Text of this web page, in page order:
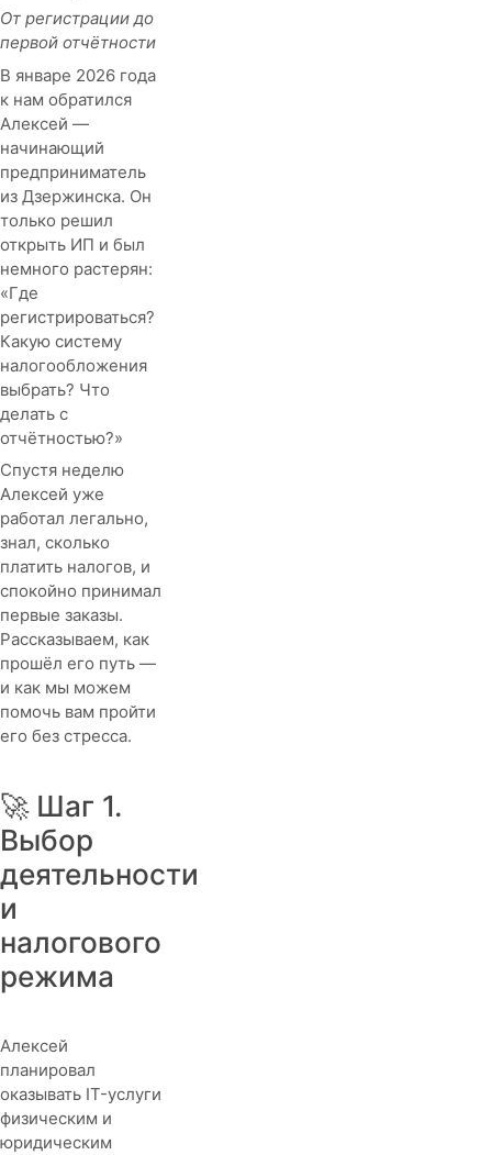
От регистрации до
первой отчётности
В январе 2026 года
к нам обратился
Алексей —
начинающий
предприниматель
из Дзержинска. Он
только решил
открыть ИП и был
немного растерян:
«Где
регистрироваться?
Какую систему
налогообложения
выбрать? Что
делать с
отчётностью?»
Спустя неделю
Алексей уже
работал легально,
знал, сколько
платить налогов, и
спокойно принимал
первые заказы.
Рассказываем, как
прошёл его путь —
и как мы можем
помочь вам пройти
его без стресса.
🚀 Шаг 1.
Выбор
деятельности
и
налогового
режима
Алексей
планировал
оказывать IT-услуги
физическим и
юридическим